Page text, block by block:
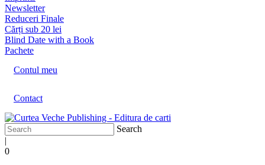
Newsletter
Reduceri Finale
Cărți sub 20 lei
Blind Date with a Book
Pachete
Contul meu
Contact
Search
|
0